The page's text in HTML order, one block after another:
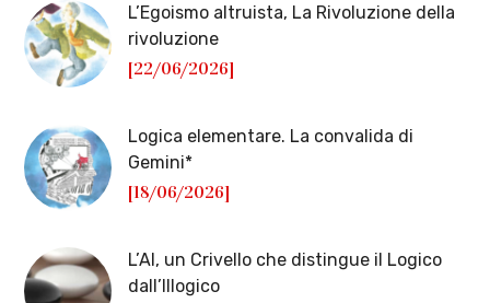
L’Egoismo altruista, La Rivoluzione della
rivoluzione
[22/06/2026]
Logica elementare. La convalida di
Gemini*
[18/06/2026]
L’AI, un Crivello che distingue il Logico
dall’Illogico